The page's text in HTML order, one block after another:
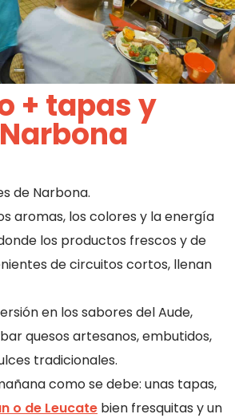
+ tapas y
de Narbona.
aromas, los colores y la energía
los productos frescos y de
de circuitos cortos, llenan
en los sabores del Aude,
quesos artesanos, embutidos,
tradicionales.
como se debe: unas tapas,
o de Leucate bien fresquitas y un